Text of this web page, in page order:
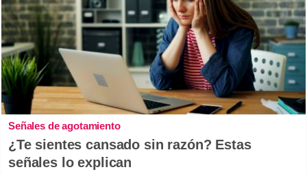
Señales de agotamiento
¿Te sientes cansado sin razón? Estas
señales lo explican